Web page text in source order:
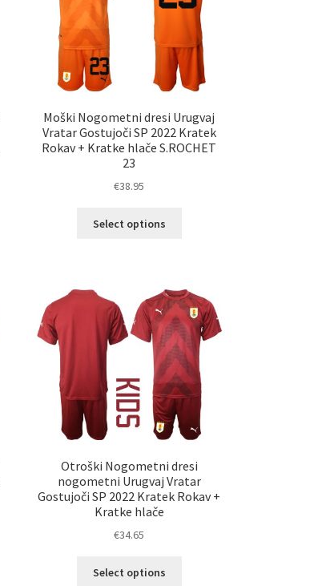
strani
izdelka
Moški Nogometni dresi Urugvaj
Vratar Gostujoči SP 2022 Kratek
Rokav + Kratke hlače S.ROCHET
23
€38.95
Select options
različic.
Možnosti
lahko
izberete
na
strani
izdelka
Otroški Nogometni dresi
nogometni Urugvaj Vratar
Gostujoči SP 2022 Kratek Rokav +
Kratke hlače
€34.65
Select options